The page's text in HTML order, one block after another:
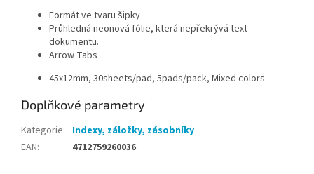
Formát ve tvaru šipky
Průhledná neonová fólie, která nepřekrývá text
dokumentu.
Arrow Tabs
45x12mm, 30sheets/pad, 5pads/pack, Mixed colors
Doplňkové parametry
Kategorie: Indexy, záložky, zásobníky
EAN: 4712759260036